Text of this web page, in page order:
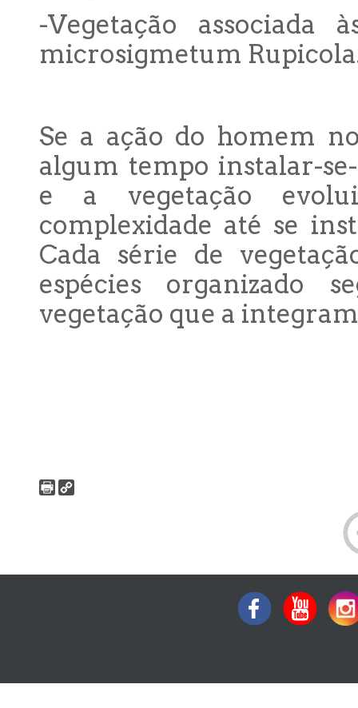
-Vegetação associada
microsigmetum
Se a ação do homem
algum tempo instalar-
e a vegetação
complexidade até se
Cada série de
espécies organizado
vegetação que a